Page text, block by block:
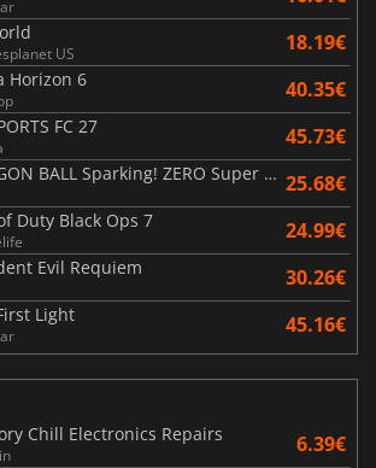
US 18.19€
Horizon 6 40.35€
FC 27 45.73€
DRAGON BALL Sparking! ZERO Super Limit Breaking NEO 25.68€
Duty Black Ops 7 24.99€
Evil Requiem 30.26€
Light 45.16€
Chill Electronics Repairs
6.39€